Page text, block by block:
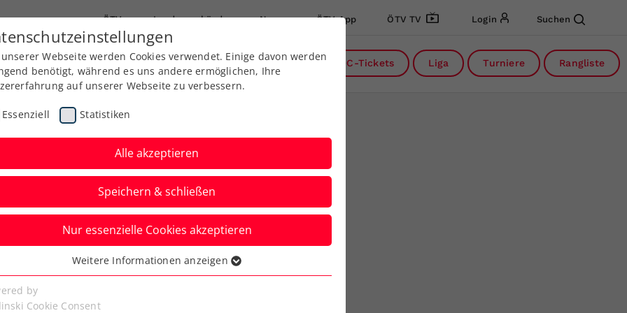
ÖTV Landesverbände News ÖTV App ÖTV TV Login Suchen
Ausbildung Services Über uns DC-Tickets Liga Turniere Rangliste
Junior Cup:
in Villach
Webseite werden Cookies verwendet. Einige davon werden
benötigt, während es uns andere ermöglichen, Ihre
auf unserer Webseite zu verbessern.
Essenziell Statistiken
Alle akzeptieren
Speichern & schließen
Nur essenzielle Cookies akzeptieren
Cookies werden für grundlegende Funktionen der
benötigt. Dadurch ist gewährleistet, dass die Webseite
Weitere Informationen anzeigen
by
Cookie Consent